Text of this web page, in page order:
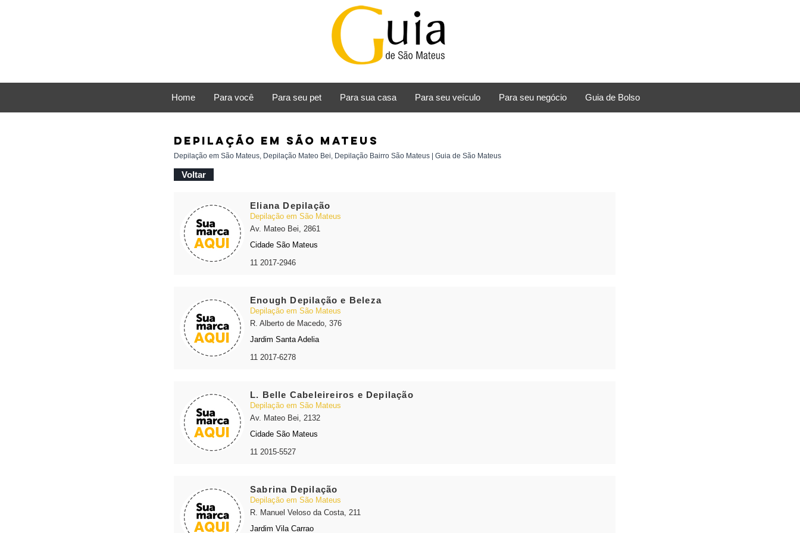
Home Para você Para seu pet Para sua casa Para seu veículo Para seu negócio Guia de Bolso
DEPILAÇÃO em São Mateus
Depilação em São Mateus, Depilação Mateo Bei, Depilação Bairro São Mateus | Guia de São Mateus
Voltar
Eliana Depilação
Depilação em São Mateus
Av. Mateo Bei, 2861
Cidade São Mateus
11 2017-2946
Enough Depilação e Beleza
Depilação em São Mateus
R. Alberto de Macedo, 376
Jardim Santa Adelia
11 2017-6278
L. Belle Cabeleireiros e Depilação
Depilação em São Mateus
Av. Mateo Bei, 2132
Cidade São Mateus
11 2015-5527
Sabrina Depilação
Depilação em São Mateus
R. Manuel Veloso da Costa, 211
Jardim Vila Carrao